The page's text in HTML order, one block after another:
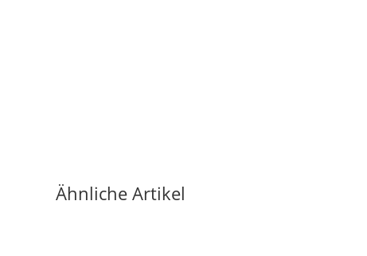
Ähnliche Artikel